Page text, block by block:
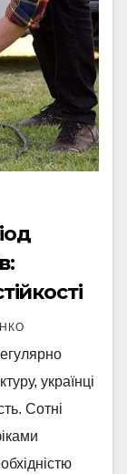
українці
Сотні